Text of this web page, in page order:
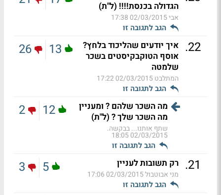
הגדולה בכנסת!!!! (ל"ת)
אבי02/03/2015 17:38
הגב לתגובה זו
22
. איך יודעים שהליכוד בלחץ?
אוסף הטוקבקיסטים בשכר
שלמטה
המתלבט02/03/2015 17:22
הגב לתגובה זו
13
26
מה השכר שלהם ? ומעניין
מה השכר שלך ? (ל"ת)
שתף אותנו... בבקשה.
02/03/2015 18:05
הגב לתגובה זו
12
2
21
. רק תשובות לעניין
מני אבוטבול02/03/2015 17:06
הגב לתגובה זו
5
3